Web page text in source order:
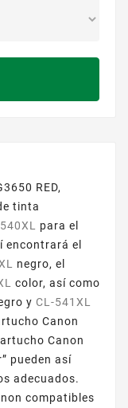
RED,
tinta
para el
encontrará el
negro, el
color, así como
y CL-541XL
Canon
Canon
pueden así
adecuados.
compatibles